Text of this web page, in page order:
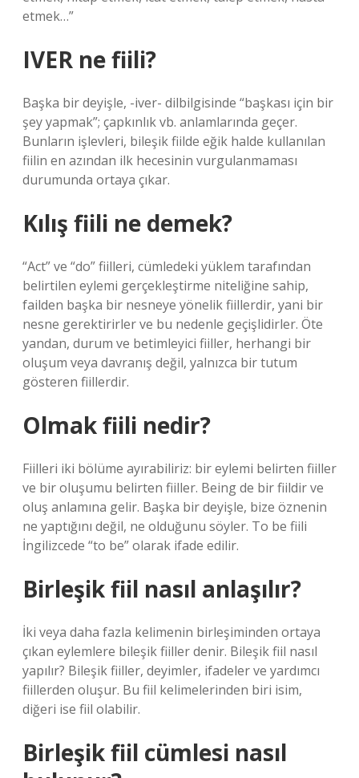
etmek…”
IVER ne fiili?
Başka bir deyişle, -iver- dilbilgisinde “başkası için bir
şey yapmak”; çapkınlık vb. anlamlarında geçer.
Bunların işlevleri, bileşik fiilde eğik halde kullanılan
fiilin en azından ilk hecesinin vurgulanmaması
durumunda ortaya çıkar.
Kılış fiili ne demek?
“Act” ve “do” fiilleri, cümledeki yüklem tarafından
belirtilen eylemi gerçekleştirme niteliğine sahip,
failden başka bir nesneye yönelik fiillerdir, yani bir
nesne gerektirirler ve bu nedenle geçişlidirler. Öte
yandan, durum ve betimleyici fiiller, herhangi bir
oluşum veya davranış değil, yalnızca bir tutum
gösteren fiillerdir.
Olmak fiili nedir?
Fiilleri iki bölüme ayırabiliriz: bir eylemi belirten fiiller
ve bir oluşumu belirten fiiller. Being de bir fiildir ve
oluş anlamına gelir. Başka bir deyişle, bize öznenin
ne yaptığını değil, ne olduğunu söyler. To be fiili
İngilizcede “to be” olarak ifade edilir.
Birleşik fiil nasıl anlaşılır?
İki veya daha fazla kelimenin birleşiminden ortaya
çıkan eylemlere bileşik fiiller denir. Bileşik fiil nasıl
yapılır? Bileşik fiiller, deyimler, ifadeler ve yardımcı
fiillerden oluşur. Bu fiil kelimelerinden biri isim,
diğeri ise fiil olabilir.
Birleşik fiil cümlesi nasıl